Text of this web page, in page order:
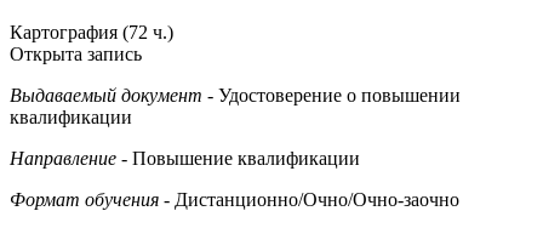
Картография (72 ч.)
Открыта запись
Выдаваемый документ - Удостоверение о повышении
квалификации
Направление - Повышение квалификации
Формат обучения - Дистанционно/Очно/Очно-заочно